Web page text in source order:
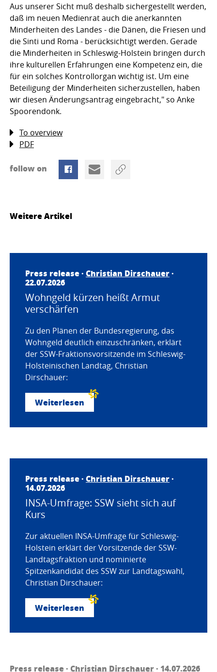
Aus unserer Sicht muß deshalb sichergestellt werden,
daß im neuen Medienrat auch die anerkannten
Minderheiten des Landes - die Dänen, die Friesen und
die Sinti und Roma - berücksichtigt werden. Gerade
die Minderheiten in Schleswig-Holstein bringen durch
ihre kulturellen Erfahrungen eine Kompetenz ein, die
für ein solches Kontrollorgan wichtig ist. Um eine
Beteiligung der Minderheiten sicherzustellen, haben
wir diesen Änderungsantrag eingebracht," so Anke
Spoorendonk.
To overview
PDF
follow on
Weitere Artikel
Press release · Christian Dirschauer·
22.07.2026
Wohngeld kürzen heißt Armut
verschärfen
Zu den Plänen der Bundesregierung, das
Wohngeld deutlich einzuschränken, erklärt
der SSW-Fraktionsvorsitzende im Schleswig-
Holsteinischen Landtag, Christian
Dirschauer:
Weiterlesen
Press release · Christian Dirschauer·
14.07.2026
INSA-Umfrage: SSW sieht sich auf
Kurs
Zur aktuellen INSA-Umfrage für Schleswig-
Holstein erklärt der Vorsitzende der SSW-
Landtagsfraktion und nominierte
Spitzenkandidat des SSW zur Landtagswahl,
Christian Dirschauer:
Weiterlesen
Press release · Christian Dirschauer· 14.07.2026